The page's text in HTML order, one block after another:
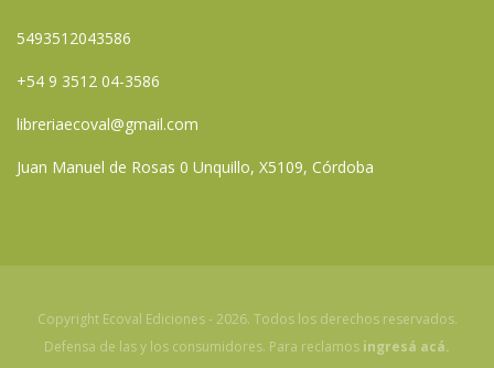
5493512043586
+54 9 3512 04-3586
libreriaecoval@gmail.com
Juan Manuel de Rosas 0 Unquillo, X5109, Córdoba
Copyright Ecoval Ediciones - 2026. Todos los derechos reservados.
Defensa de las y los consumidores. Para reclamos ingresá acá.